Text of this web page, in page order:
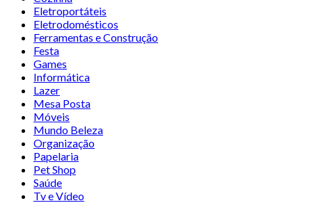
Eletroportáteis
Eletrodomésticos
Ferramentas e Construção
Festa
Games
Informática
Lazer
Mesa Posta
Móveis
Mundo Beleza
Organização
Papelaria
Pet Shop
Saúde
Tv e Vídeo